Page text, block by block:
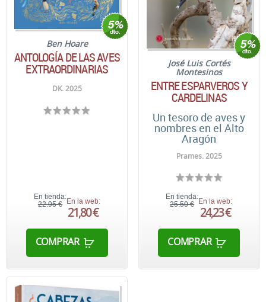
Ben Hoare
ANTOLOGÍA DE LAS AVES
EXTRAORDINARIAS
DK. 2025
En tienda:
22,95 € En la web:
21,80 €
COMPRAR
José Luis Cortés
Montesinos
ENTRE ESPARVEROS Y
CARDELINAS
Un tesoro de aves y
nombres en el Alto
Aragón
Prames. 2025
En tienda:
25,50 € En la web:
24,23 €
COMPRAR